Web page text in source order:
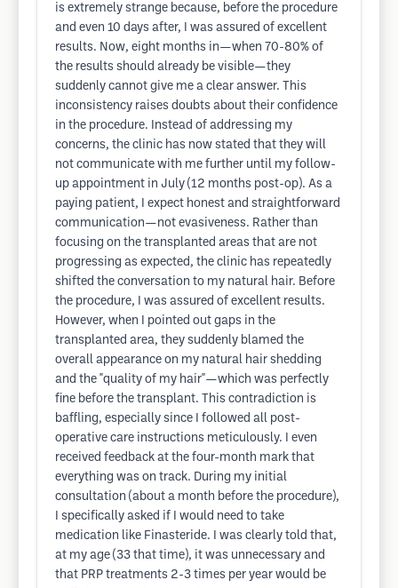
is extremely strange because, before the procedure
and even 10 days after, I was assured of excellent
results. Now, eight months in—when 70-80% of
the results should already be visible—they
suddenly cannot give me a clear answer. This
inconsistency raises doubts about their confidence
in the procedure. Instead of addressing my
concerns, the clinic has now stated that they will
not communicate with me further until my follow-
up appointment in July (12 months post-op). As a
paying patient, I expect honest and straightforward
communication—not evasiveness. Rather than
focusing on the transplanted areas that are not
progressing as expected, the clinic has repeatedly
shifted the conversation to my natural hair. Before
the procedure, I was assured of excellent results.
However, when I pointed out gaps in the
transplanted area, they suddenly blamed the
overall appearance on my natural hair shedding
and the "quality of my hair"—which was perfectly
fine before the transplant. This contradiction is
baffling, especially since I followed all post-
operative care instructions meticulously. I even
received feedback at the four-month mark that
everything was on track. During my initial
consultation (about a month before the procedure),
I specifically asked if I would need to take
medication like Finasteride. I was clearly told that,
at my age (33 that time), it was unnecessary and
that PRP treatments 2-3 times per year would be